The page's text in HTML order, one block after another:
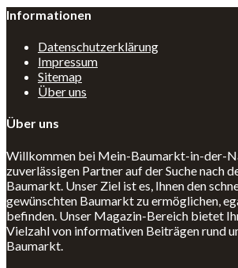
Informationen
Datenschutzerklärung
Impressum
Sitemap
Über uns
Über uns
Willkommen bei Mein-Baumarkt-in-der-
zuverlässigen Partner auf der Suche nach
Baumarkt. Unser Ziel ist es, Ihnen den
gewünschten Baumarkt zu ermöglichen,
befinden. Unser Magazin-Bereich bietet
Vielzahl von informativen Beiträgen rund
Baumarkt.